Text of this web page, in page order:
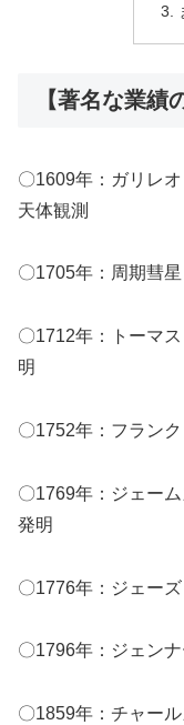
【著名な業績
〇1609年：ガリレ
天体観測
〇1705年：周期彗
〇1712年：トーマ
明
〇1752年：フラン
〇1769年：ジェー
発明
〇1776年：ジェー
〇1796年：ジェン
〇1859年：チャー